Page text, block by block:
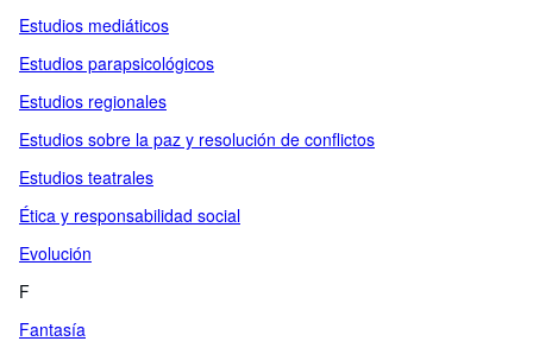
Estudios mediáticos
Estudios parapsicológicos
Estudios regionales
Estudios sobre la paz y resolución de conflictos
Estudios teatrales
Ética y responsabilidad social
Evolución
F
Fantasía